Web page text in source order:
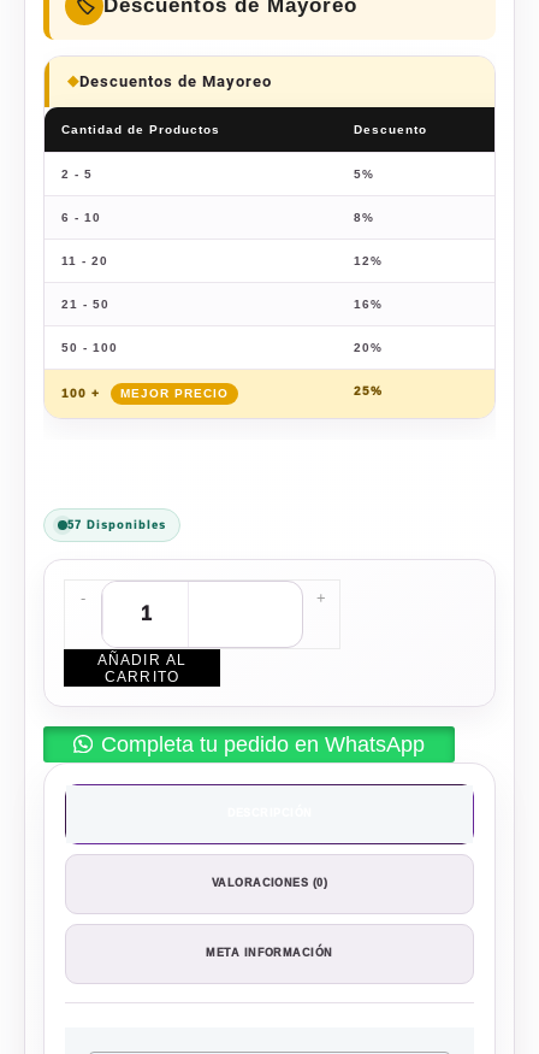
Descuentos de Mayoreo
Descuentos de Mayoreo
Cantidad de Productos Descuento
2 - 5 5%
6 - 10 8%
11 - 20 12%
21 - 50 16%
50 - 100 20%
100 + 25%
57 Disponibles
- +
AÑADIR AL
CARRITO
Completa tu pedido en WhatsApp
VALORACIONES (0)
META INFORMACIÓN